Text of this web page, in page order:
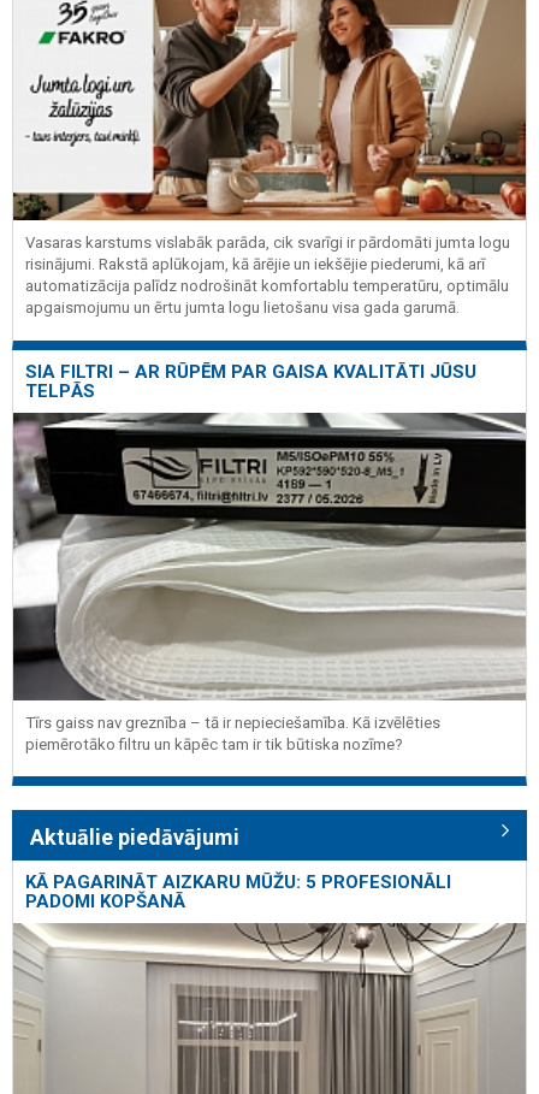
Vasaras karstums vislabāk parāda, cik svarīgi ir pārdomāti jumta logu
risinājumi. Rakstā aplūkojam, kā ārējie un iekšējie piederumi, kā arī
automatizācija palīdz nodrošināt komfortablu temperatūru, optimālu
apgaismojumu un ērtu jumta logu lietošanu visa gada garumā.
SIA FILTRI – AR RŪPĒM PAR GAISA KVALITĀTI JŪSU
TELPĀS
Tīrs gaiss nav greznība – tā ir nepieciešamība. Kā izvēlēties
piemērotāko filtru un kāpēc tam ir tik būtiska nozīme?
Aktuālie piedāvājumi
KĀ PAGARINĀT AIZKARU MŪŽU: 5 PROFESIONĀLI
PADOMI KOPŠANĀ